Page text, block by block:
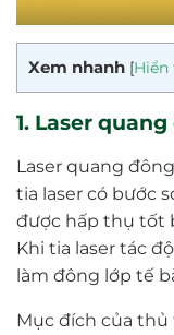
Xem nhanh [Hiển
1. Laser
Laser quang
tia laser có bước
được hấp thụ tốt
Khi tia laser tác
làm đông lớp tế
Mục đích của